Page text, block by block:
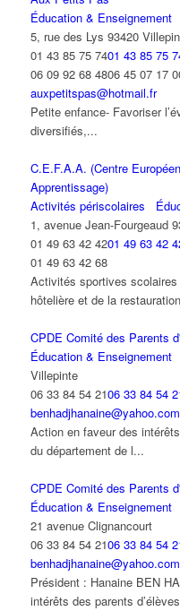
Éducation & Enseignement
5, rue des Lys 93420
01 43 85 75 7401 43 85 75
06 09 92 68 4806 45 07 17
auxpetitspas@hotmail.fr
Petite enfance- Favoriser
diversifiés,...
C.E.F.A.A. (Centre
Apprentissage)
Activités périscolaires
1, avenue Jean-Fourgeaud
01 49 63 42 4201 49 63 42
01 49 63 42 68
Activités sportives
hôtelière et de la
CPDE Comité des Parents
Éducation & Enseignement
Villepinte
06 33 84 54 2106 33 84 54
benhadjhanaine@yahoo.com
Action en faveur des
du département de l...
CPDE Comité des Parents
Éducation & Enseignement
21 avenue Clignancourt
06 33 84 54 2106 33 84 54
benhadjhanaine@yahoo.com
Président : Hanaine BEN
intérêts des parents